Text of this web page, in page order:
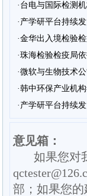
·台电与国际检测
·产学研平台持续
·金华出入境检验
·珠海检验检疫局
·微软与生物技术
·韩中环保产业机
·产学研平台持续
意见箱：
如果您对
部；如果您